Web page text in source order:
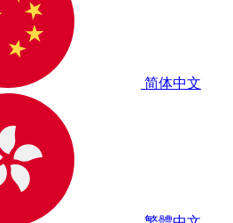
简体中文